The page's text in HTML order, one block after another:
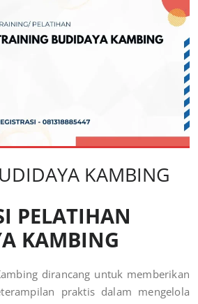
KAMBING
PELATIHAN
KAMBING
dirancang untuk memberikan
praktis dalam mengelola